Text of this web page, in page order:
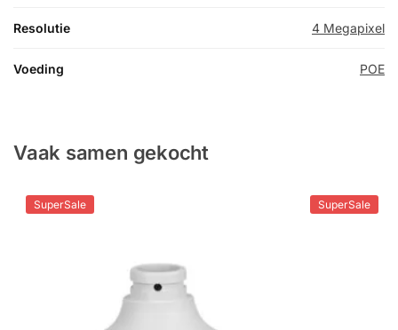
Resolutie 4 Megapixel
Voeding POE
Vaak samen gekocht
SuperSale SuperSale